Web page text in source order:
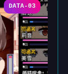
DATA-03